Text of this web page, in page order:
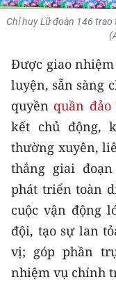
MÔI TRƯỜNG
KIỂM CHỨNG
TRI THỨC
54 DÂN TỘC VIỆT
CHƯƠNG TRÌNH
MỘT SẢN PHẨM
RADIO
MEDIA CENTER
Chỉ huy Lữ đoàn 146
Được giao
luyện, sẵn sàng
quyền quần đảo
kết chủ động,
thường xuyên,
thắng giai
phát triển toàn
cuộc vận động
đội, tạo sự lan
vị; góp phần
nhiệm vụ chính